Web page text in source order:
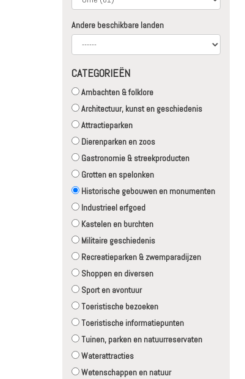
Andere beschikbare landen
CATEGORIEËN
Ambachten & folklore
Architectuur, kunst en geschiedenis
Attractieparken
Dierenparken en zoos
Gastronomie & streekproducten
Grotten en spelonken
Historische gebouwen en monumenten
Industrieel erfgoed
Kastelen en burchten
Militaire geschiedenis
Recreatieparken & zwemparadijzen
Shoppen en diversen
Sport en avontuur
Toeristische bezoeken
Toeristische informatiepunten
Tuinen, parken en natuurreservaten
Waterattracties
Wetenschappen en natuur